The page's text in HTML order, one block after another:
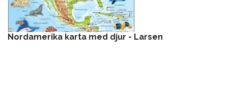
Nordamerika karta med djur - Larsen